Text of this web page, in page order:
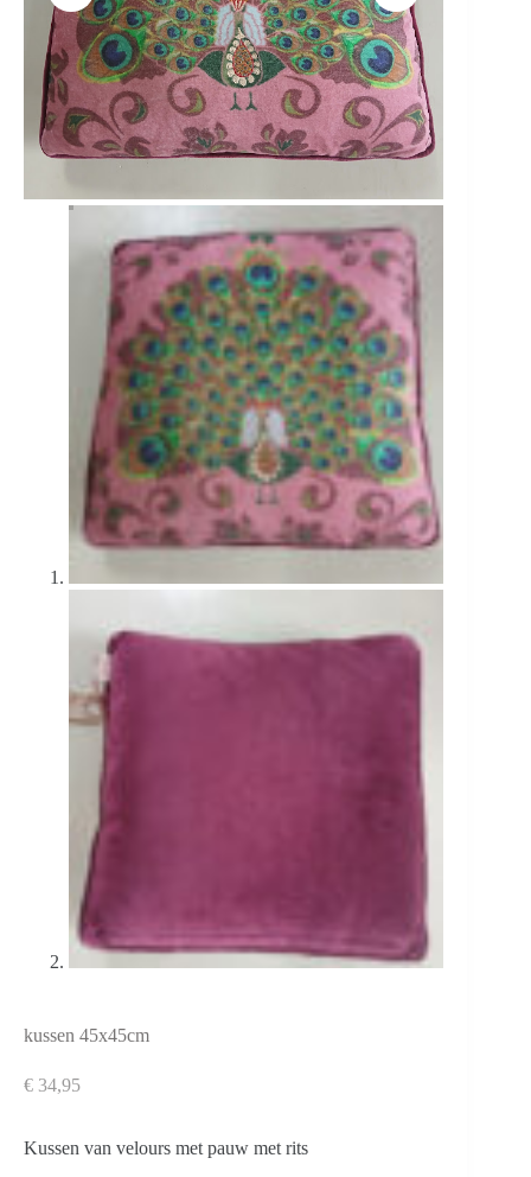
kussen 45x45cm
€ 34,95
Kussen van velours met pauw met rits